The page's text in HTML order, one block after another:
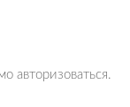
авторизоваться.